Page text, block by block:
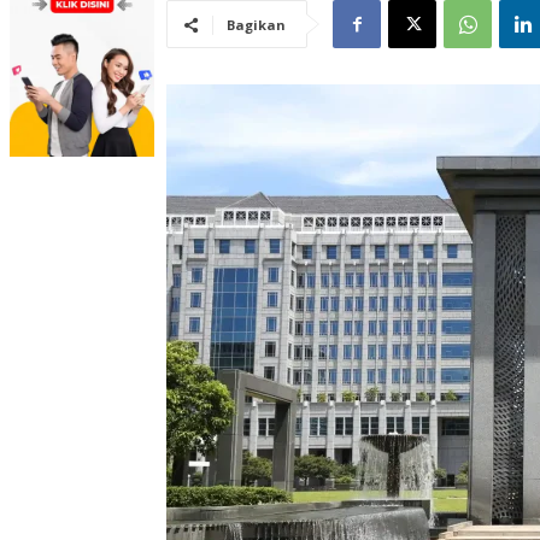
Bagikan